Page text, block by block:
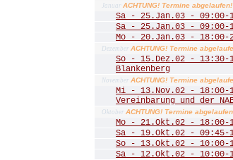
Januar ACHTUNG! Termine abgelaufen!
Sa - 25.Jan.03 -
Sa - 25.Jan.03 -
Mo - 20.Jan.03 -
Dezember ACHTUNG! Termine
So - 15.Dez.02 -
Blankenberg
November ACHTUNG! Termine
Mi - 13.Nov.02 -
Vereinbarung und der
Oktober ACHTUNG! Termine
Mo - 21.Okt.02 -
Sa - 19.Okt.02 -
So - 13.Okt.02 -
Sa - 12.Okt.02 -